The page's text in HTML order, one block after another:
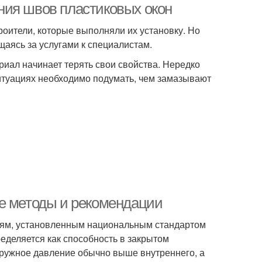
швов пластиковых окон
которые выполняли их установку. Но
за услугами к специалистам.
начинает терять свои свойства. Нередко
необходимо подумать, чем замазывают
методы и рекомендации
установленным национальным стандартом
как способность в закрытом
давление обычно выше внутреннего, а